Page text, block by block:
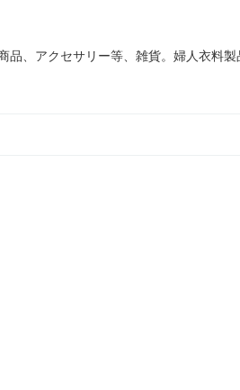
品、アクセサリー等、雑貨。婦人衣料